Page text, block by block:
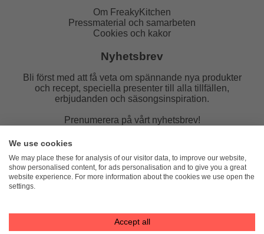
Om FreakyKitchen
Pressmaterial och samarbeten
Cookies och kakor
Nyhetsbrev
Bli först med att få veta om spännande nya produkter
och recept, speciella presenter till alla tillfällen,
erbjudanden och säsongsinspiration.
Prenumerera på vårt nyhetsbrev!
E-post:
We use cookies
We may place these for analysis of our visitor data, to improve our website,
show personalised content, for ads personalisation and to give you a great
website experience. For more information about the cookies we use open the
settings.
Accept all